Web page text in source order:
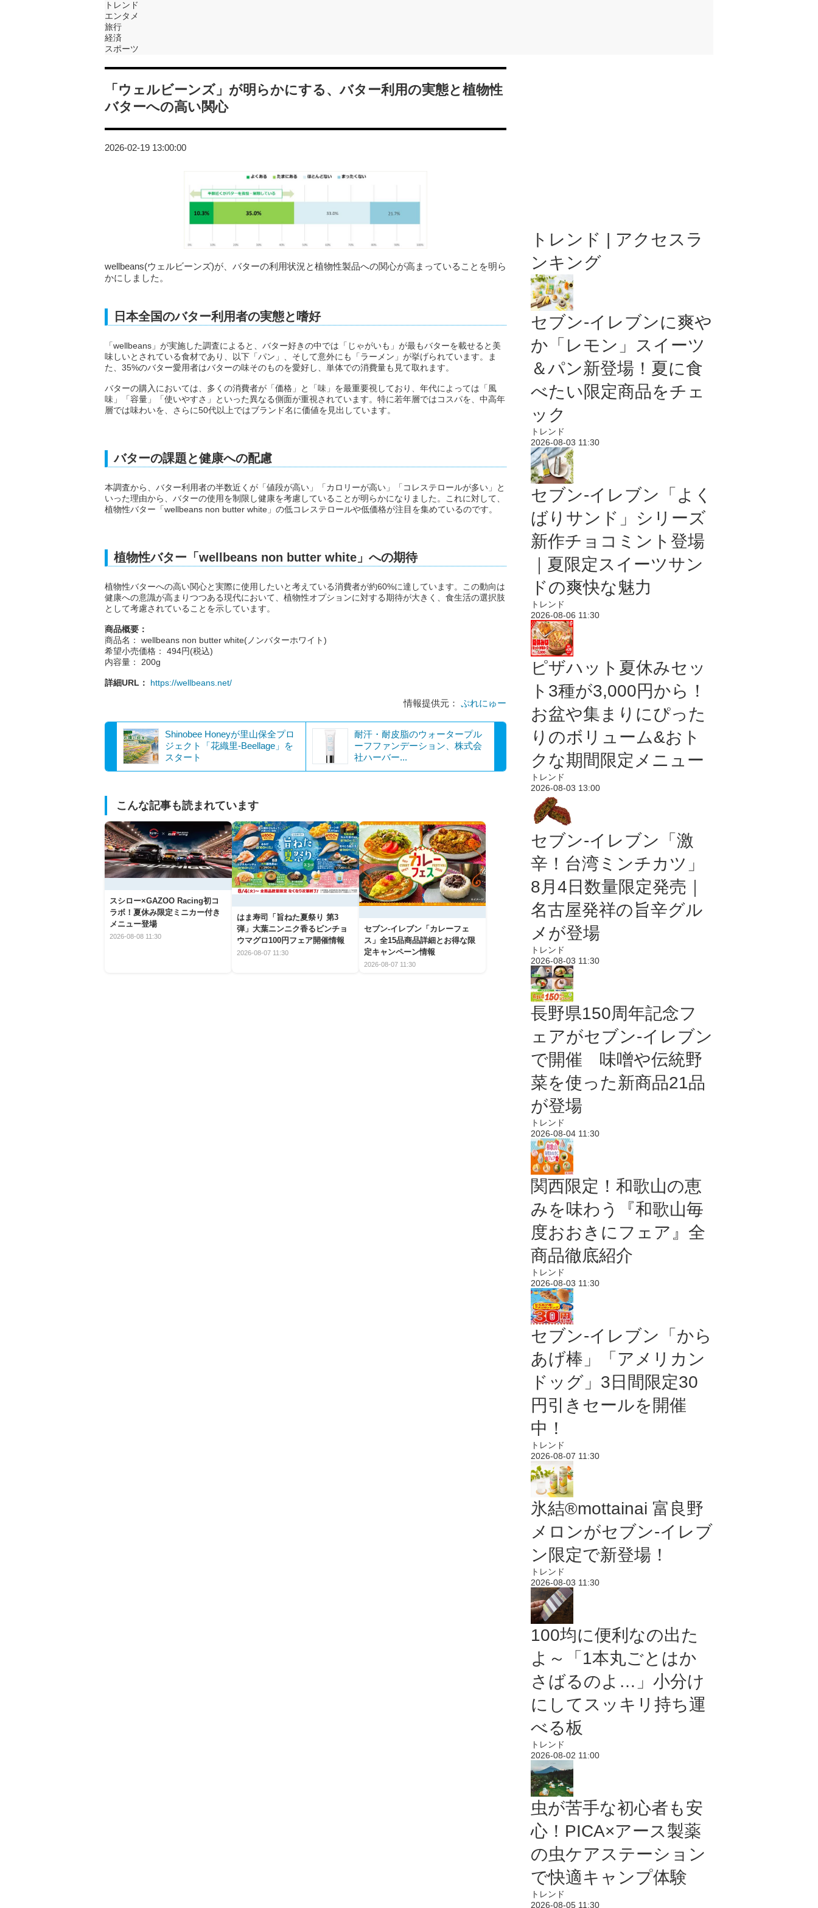
トレンド
エンタメ
旅行
経済
スポーツ
「ウェルビーンズ」が明らかにする、バター利用の実態と植物性
バターへの高い関心
2026-02-19 13:00:00
wellbeans(ウェルビーンズ)が、バターの利用状況と植物性製品への関心が高まっていることを明ら
かにしました。
日本全国のバター利用者の実態と嗜好
「wellbeans」が実施した調査によると、バター好きの中では「じゃがいも」が最もバターを載せると美
味しいとされている食材であり、以下「パン」、そして意外にも「ラーメン」が挙げられています。ま
た、35%のバター愛用者はバターの味そのものを愛好し、単体での消費量も見て取れます。
バターの購入においては、多くの消費者が「価格」と「味」を最重要視しており、年代によっては「風
味」「容量」「使いやすさ」といった異なる側面が重視されています。特に若年層ではコスパを、中高年
層では味わいを、さらに50代以上ではブランド名に価値を見出しています。
バターの課題と健康への配慮
本調査から、バター利用者の半数近くが「値段が高い」「カロリーが高い」「コレステロールが多い」と
いった理由から、バターの使用を制限し健康を考慮していることが明らかになりました。これに対して、
植物性バター「wellbeans non butter white」の低コレステロールや低価格が注目を集めているのです。
植物性バター「wellbeans non butter white」への期待
植物性バターへの高い関心と実際に使用したいと考えている消費者が約60%に達しています。この動向は
健康への意識が高まりつつある現代において、植物性オプションに対する期待が大きく、食生活の選択肢
として考慮されていることを示しています。
商品概要：
商品名： wellbeans non butter white(ノンバターホワイト)
希望小売価格： 494円(税込)
内容量： 200g
詳細URL： https://wellbeans.net/
情報提供元： ぷれにゅー
Shinobee Honeyが里山保全プロ
ジェクト「花織里-Beellage」を
スタート
耐汗・耐皮脂のウォータープル
ーフファンデーション、株式会
社ハーバー...
こんな記事も読まれています
スシロー×GAZOO Racing初コ
ラボ！夏休み限定ミニカー付き
メニュー登場
2026-08-08 11:30
はま寿司「旨ねた夏祭り 第3
弾」大葉ニンニク香るビンチョ
ウマグロ100円フェア開催情報
2026-08-07 11:30
セブン‐イレブン「カレーフェ
ス」全15品商品詳細とお得な限
定キャンペーン情報
2026-08-07 11:30
トレンド | アクセスラ
ンキング
セブン‐イレブンに爽や
か「レモン」スイーツ
＆パン新登場！夏に食
べたい限定商品をチェ
ック
トレンド
2026-08-03 11:30
セブン‐イレブン「よく
ばりサンド」シリーズ
新作チョコミント登場
｜夏限定スイーツサン
ドの爽快な魅力
トレンド
2026-08-06 11:30
ピザハット夏休みセッ
ト3種が3,000円から！
お盆や集まりにぴった
りのボリューム&おト
クな期間限定メニュー
トレンド
2026-08-03 13:00
セブン-イレブン「激
辛！台湾ミンチカツ」
8月4日数量限定発売｜
名古屋発祥の旨辛グル
メが登場
トレンド
2026-08-03 11:30
長野県150周年記念フ
ェアがセブン-イレブン
で開催 味噌や伝統野
菜を使った新商品21品
が登場
トレンド
2026-08-04 11:30
関西限定！和歌山の恵
みを味わう『和歌山毎
度おおきにフェア』全
商品徹底紹介
トレンド
2026-08-03 11:30
セブン‐イレブン「から
あげ棒」「アメリカン
ドッグ」3日間限定30
円引きセールを開催
中！
トレンド
2026-08-07 11:30
氷結®mottainai 富良野
メロンがセブン‐イレブ
ン限定で新登場！
トレンド
2026-08-03 11:30
100均に便利なの出た
よ～「1本丸ごとはか
さばるのよ…」小分け
にしてスッキリ持ち運
べる板
トレンド
2026-08-02 11:00
虫が苦手な初心者も安
心！PICA×アース製薬
の虫ケアステーション
で快適キャンプ体験
トレンド
2026-08-05 11:30